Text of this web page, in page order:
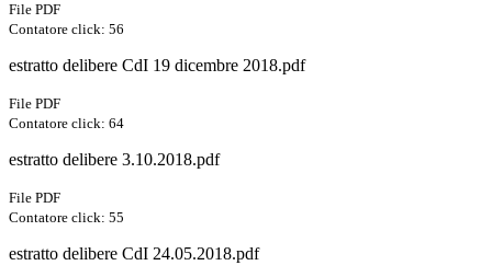
File PDF
Contatore click: 56
estratto delibere CdI 19 dicembre 2018.pdf
File PDF
Contatore click: 64
estratto delibere 3.10.2018.pdf
File PDF
Contatore click: 55
estratto delibere CdI 24.05.2018.pdf